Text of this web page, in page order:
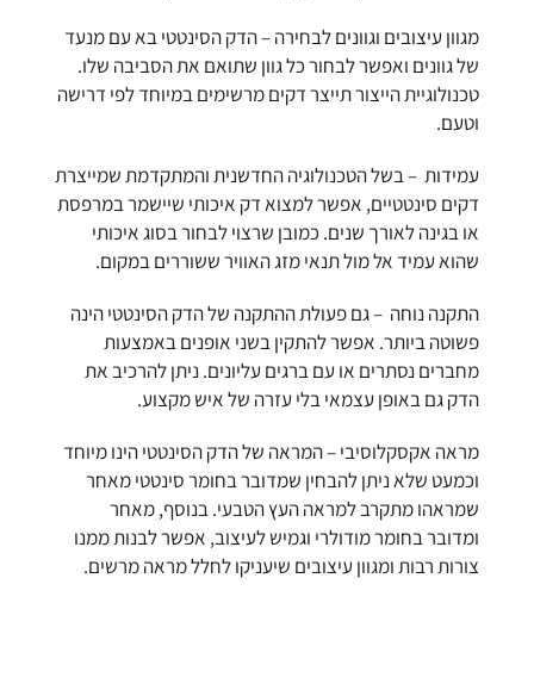
מגוון עיצובים וגוונים לבחירה – הדק הסינטטי בא עם מנעד
של גוונים ואפשר לבחור כל גוון שתואם את הסביבה שלו.
טכנולוגיית הייצור תייצר דקים מרשימים במיוחד לפי דרישה
וטעם.
עמידות – בשל הטכנולוגיה החדשנית והמתקדמת שמייצרת
דקים סינטטיים, אפשר למצוא דק איכותי שיישמר במרפסת
או בגינה לאורך שנים. כמובן שרצוי לבחור בסוג איכותי
שהוא עמיד אל מול תנאי מזג האוויר ששוררים במקום.
התקנה נוחה – גם פעולת ההתקנה של הדק הסינטטי הינה
פשוטה ביותר. אפשר להתקין בשני אופנים באמצעות
מחברים נסתרים או עם ברגים עליונים. ניתן להרכיב את
הדק גם באופן עצמאי בלי עזרה של איש מקצוע.
מראה אקסקלוסיבי – המראה של הדק הסינטטי הינו מיוחד
וכמעט שלא ניתן להבחין שמדובר בחומר סינטטי מאחר
שמראהו מתקרב למראה העץ הטבעי. בנוסף, מאחר
ומדובר בחומר מודולרי וגמיש לעיצוב, אפשר לבנות ממנו
צורות רבות ומגוון עיצובים שיעניקו לחלל מראה מרשים.